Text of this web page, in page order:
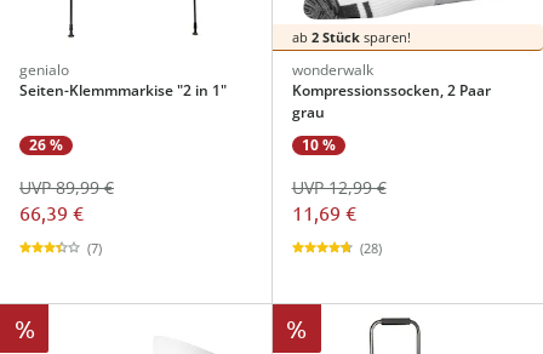
genialo
Seiten-Klemmmarkise "2 in 1"
26 %
66,39 €
UVP 89,99 €
(7)
ab 2 Stücksparen!
wonderwalk
Kompressionssocken, 2 Paar
grau
10 %
11,69 €
UVP 12,99 €
(28)
% %